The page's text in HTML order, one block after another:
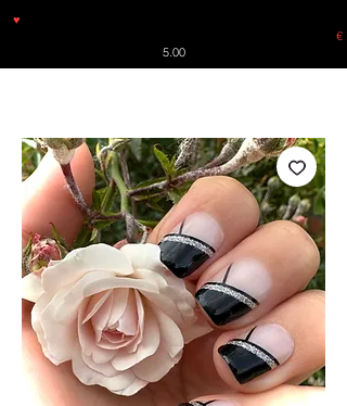
♥
€
5.00